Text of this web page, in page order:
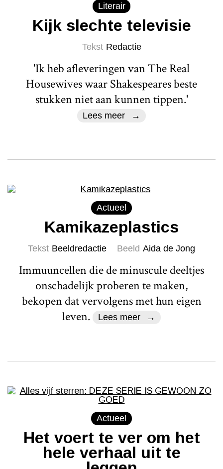
Literair
Kijk slechte televisie
Tekst Redactie
'Ik heb afleveringen van The Real
Housewives waar Shakespeares beste
stukken niet aan kunnen tippen.'
Lees meer
Actueel
Kamikazeplastics
Tekst Beeldredactie Beeld Aida de Jong
Immuuncellen die de minuscule deeltjes
onschadelijk proberen te maken,
bekopen dat vervolgens met hun eigen
leven.
Lees meer
Actueel
Het voert te ver om het
hele verhaal uit te